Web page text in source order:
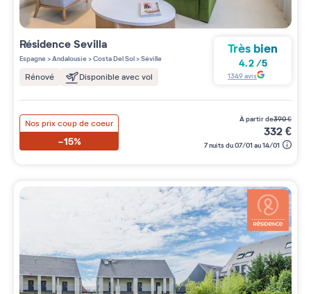
RésidenceSevilla
Espagne>Andalousie>Costa Del Sol>Séville
Rénové Disponible avec vol
Très bien
4.2/5
1349avis
Nos prix coup de coeur
-15%
à partir de390€
332€
7 nuits du 07/01 au 14/01